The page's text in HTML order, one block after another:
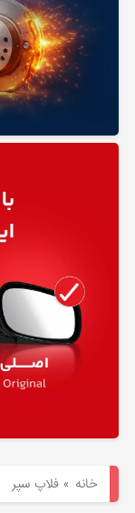
لوازم
خانه »فلاپ سپر